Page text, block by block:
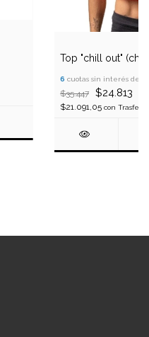
Top "chill out"
6 cuotas sin interés de
$35.447 $24.813
$21.091,05 con